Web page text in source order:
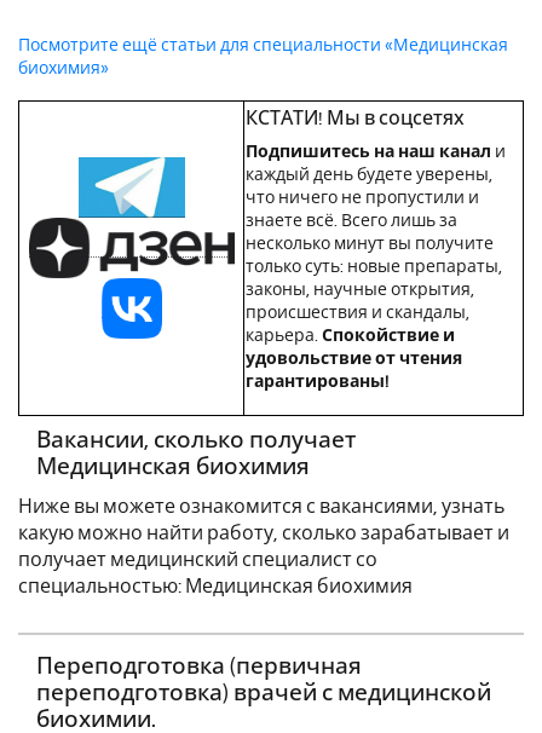
Посмотрите ещё статьи для специальности «Медицинская
биохимия»
КСТАТИ! Мы в соцсетях
Подпишитесь на наш канал и
каждый день будете уверены,
что ничего не пропустили и
знаете всё. Всего лишь за
несколько минут вы получите
только суть: новые препараты,
законы, научные открытия,
происшествия и скандалы,
карьера. Спокойствие и
удовольствие от чтения
гарантированы!
Вакансии, сколько получает
Медицинская биохимия
Ниже вы можете ознакомится с вакансиями, узнать
какую можно найти работу, сколько зарабатывает и
получает медицинский специалист со
специальностью: Медицинская биохимия
Переподготовка (первичная
переподготовка) врачей с медицинской
биохимии.